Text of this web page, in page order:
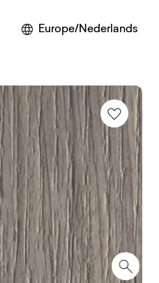
Europe/Nederlands